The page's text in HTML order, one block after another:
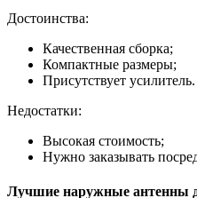
Достоинства:
Качественная сборка;
Компактные размеры;
Присутствует усилитель.
Недостатки:
Высокая стоимость;
Нужно заказывать
Лучшие наружные антенны